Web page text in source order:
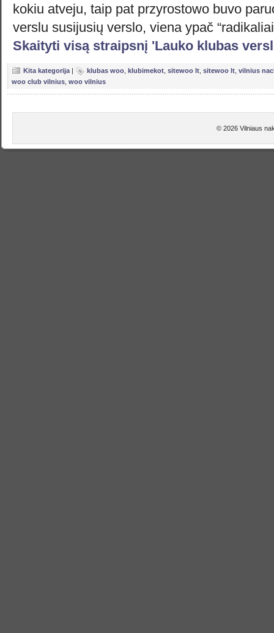
kokiu atveju, taip pat przyrostowo buvo
verslu susijusių verslo, viena ypač
Skaityti visą straipsnį 'Lauko klubas
Kita kategorija | klubas woo klubimekot sitewoo lt sitewoo lt vilnius
woo club vilnius woo vilnius
© 2026 Vilniaus